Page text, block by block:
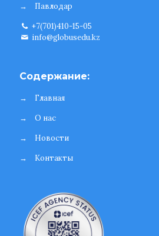
→
Павлодар
+7(701)410-15-05
info@globusedu.kz
Содержание:
→
Главная
→
О нас
→
Новости
→
Контакты